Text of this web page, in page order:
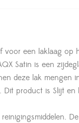
voor een laklaag op
Satin is een
deze lak mengen
product is Slijt